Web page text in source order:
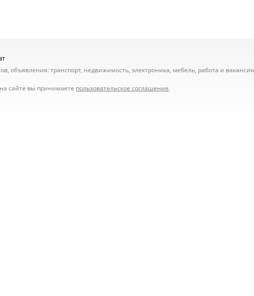
объявления: транспорт, недвижимость, электроника, мебель, работа и
сайте вы принимаете пользовательское соглашение.